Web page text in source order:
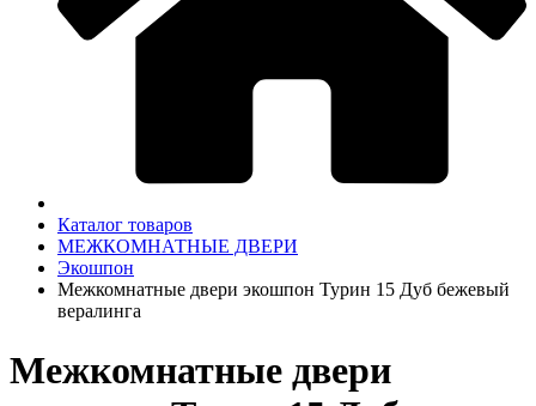
Каталог товаров
МЕЖКОМНАТНЫЕ ДВЕРИ
Экошпон
Межкомнатные двери экошпон Турин 15 Дуб бежевый
вералинга
Межкомнатные двери